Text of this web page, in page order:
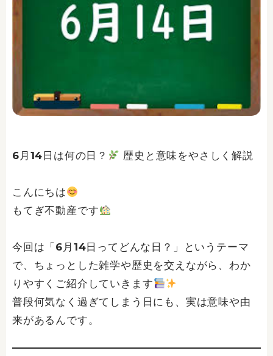
6月14日は何の日？ 歴史と意味をやさしく解説
こんにちは
もてぎ不動産です
今回は「6月14日ってどんな日？」というテーマ
で、ちょっとした雑学や歴史を交えながら、わか
りやすくご紹介していきます
普段何気なく過ぎてしまう日にも、実は意味や由
来があるんです。